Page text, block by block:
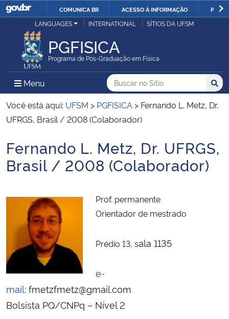
IR
O
COMUNICA BR ACESSO À INFORMAÇÃO
Ministério da Justiça e Segurança Pública
Ministério da Defesa
Ministério das Relações Exteriores
Ministério da Infraestrutura
Ministério da Educação
Ministério da Cidadania
Ministério da Saúde
Ministério de Minas e Energia
LANGUAGES INTERNATIONAL SÍTIOS DA UFSM
PGFISICA
Programa de Pós-Graduação em Física
Menu Menu Principal do Sítio
Busca
Buscar no no Sítio
Busca:
Você está aqui: UFSM > PGFISICA > Fernando L. Metz, Dr.
UFRGS, Brasil / 2008 (Colaborador)
Início do conteúdo
Fernando L. Metz, Dr. UFRGS,
Brasil / 2008 (Colaborador)
Prof. permanente
Orientador de mestrado
Prédio 13, sala 1135
e-
mail: fmetzfmetz@gmail.com
Bolsista PQ/CNPq – Nível 2